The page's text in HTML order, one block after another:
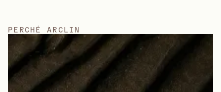
PE RCHÉ AR CL I N